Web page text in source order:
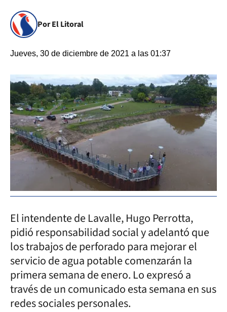
Por El Litoral
Jueves, 30 de diciembre de 2021 a las 01:37
El intendente de Lavalle, Hugo Perrotta,
pidió responsabilidad social y adelantó que
los trabajos de perforado para mejorar el
servicio de agua potable comenzarán la
primera semana de enero. Lo expresó a
través de un comunicado esta semana en sus
redes sociales personales.